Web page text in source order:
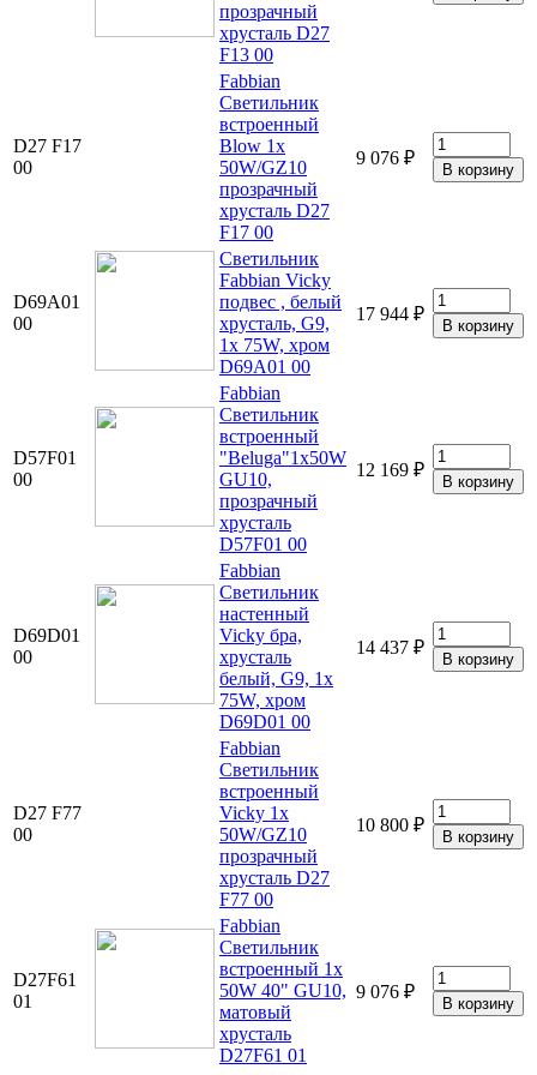
прозрачный
хрусталь D27
F13 00
D27 F17
00
Fabbian
Светильник
встроенный
Blow 1х
50W/GZ10
прозрачный
хрусталь D27
F17 00
9 076 ₽
D69A01
00
Светильник
Fabbian Vicky
подвес , белый
хрусталь, G9,
1x 75W, хром
D69A01 00
17 944 ₽
D57F01
00
Fabbian
Светильник
встроенный
"Beluga"1х50W
GU10,
прозрачный
хрусталь
D57F01 00
12 169 ₽
D69D01
00
Fabbian
Светильник
настенный
Vicky бра,
хрусталь
белый, G9, 1x
75W, хром
D69D01 00
14 437 ₽
D27 F77
00
Fabbian
Светильник
встроенный
Vicky 1х
50W/GZ10
прозрачный
хрусталь D27
F77 00
10 800 ₽
D27F61
01
Fabbian
Светильник
встроенный 1х
50W 40" GU10,
матовый
хрусталь
D27F61 01
9 076 ₽